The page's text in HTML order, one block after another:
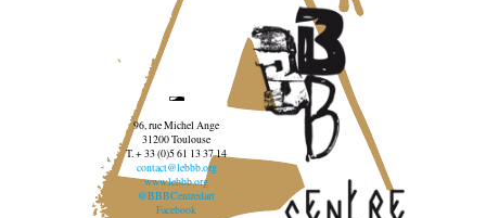
96, rue Michel Ange
31200 Toulouse
T. + 33 (0)5 61 13 37 14
contact@lebbb.org
www.lebbb.org
@BBBCentredart
Facebook